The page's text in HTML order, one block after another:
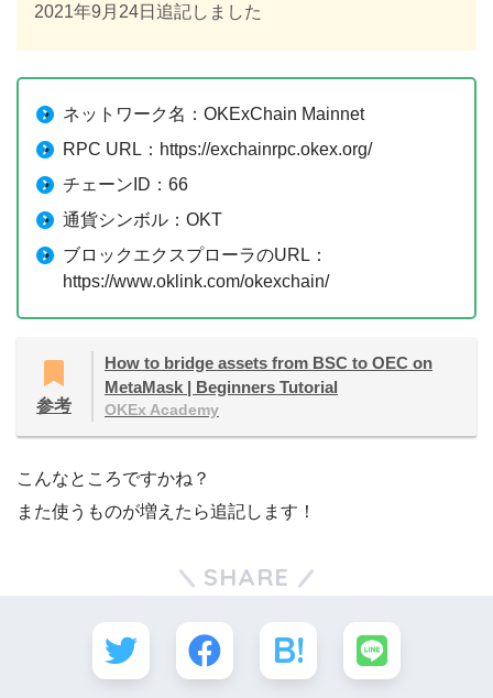
2021年9月24日追記しました
ネットワーク名：OKExChain Mainnet
RPC URL：https://exchainrpc.okex.org/
チェーンID：66
通貨シンボル：OKT
ブロックエクスプローラのURL：
https://www.oklink.com/okexchain/
参考
How to bridge assets from BSC to OEC on
MetaMask | Beginners Tutorial
OKEx Academy
こんなところですかね？
また使うものが増えたら追記します！
SHARE